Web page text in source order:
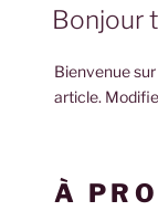
LE
Bonjour
Bienvenue
article.
À